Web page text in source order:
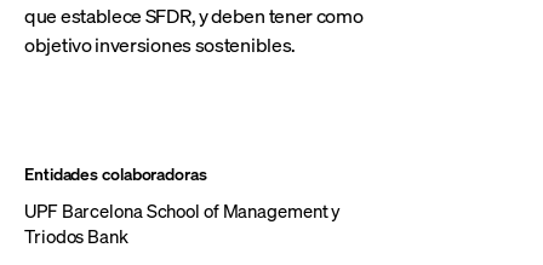
que establece SFDR, y deben tener como
objetivo inversiones sostenibles.
Entidades colaboradoras
UPF Barcelona School of Management y
Triodos Bank